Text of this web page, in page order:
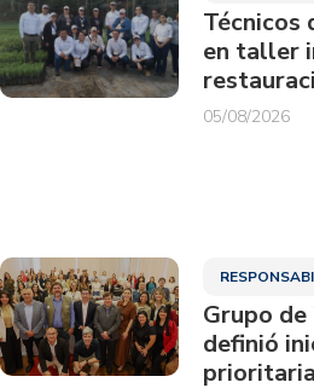
Técnicos
en taller
05/08/2026
Grupo
definió